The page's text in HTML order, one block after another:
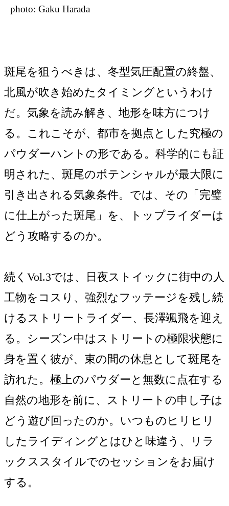
photo: Gaku Harada
斑尾を狙うべきは、冬型気圧配置の終盤、
北風が吹き始めたタイミングというわけ
だ。気象を読み解き、地形を味方につけ
る。これこそが、都市を拠点とした究極の
パウダーハントの形である。科学的にも証
明された、斑尾のポテンシャルが最大限に
引き出される気象条件。では、その「完璧
に仕上がった斑尾」を、トップライダーは
どう攻略するのか。
続くVol.3では、日夜ストイックに街中の人
工物をコスり、強烈なフッテージを残し続
けるストリートライダー、長澤颯飛を迎え
る。シーズン中はストリートの極限状態に
身を置く彼が、束の間の休息として斑尾を
訪れた。極上のパウダーと無数に点在する
自然の地形を前に、ストリートの申し子は
どう遊び回ったのか。いつものヒリヒリ
したライディングとはひと味違う、リラ
ックススタイルでのセッションをお届け
する。